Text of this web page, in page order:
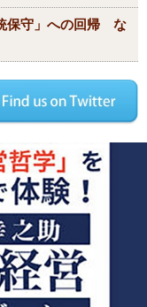
保守」への回帰 な